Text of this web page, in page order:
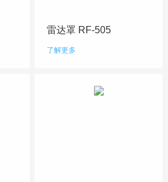
雷达罩 RF-505
了解更多